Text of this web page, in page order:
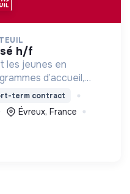
h/f
les jeunes en
d’accueil,
d’insertion pour leur
et des femmes
term contract
Évreux, France